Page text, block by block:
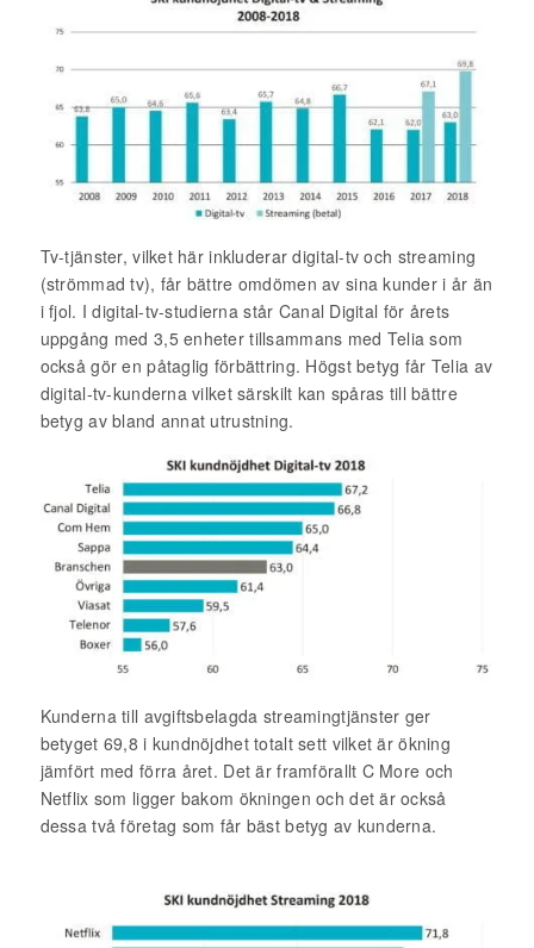
Tv-tjänster, vilket här inkluderar digital-tv och streaming
(strömmad tv), får bättre omdömen av sina kunder i år än
i fjol. I digital-tv-studierna står Canal Digital för årets
uppgång med 3,5 enheter tillsammans med Telia som
också gör en påtaglig förbättring. Högst betyg får Telia av
digital-tv-kunderna vilket särskilt kan spåras till bättre
betyg av bland annat utrustning.
Kunderna till avgiftsbelagda streamingtjänster ger
betyget 69,8 i kundnöjdhet totalt sett vilket är ökning
jämfört med förra året. Det är framförallt C More och
Netflix som ligger bakom ökningen och det är också
dessa två företag som får bäst betyg av kunderna.